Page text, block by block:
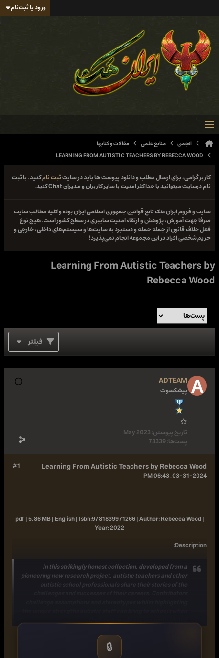
ورود یا ثبت‌نام
انجمن منابع علمی
مقالات و کتابها
LEARNING FROM AUTISTIC TEACHERS BY REBECCA WOOD
کاربر گرامی، برای ارسال مطلب و دانلود پیوست ها باید در سایتثبت نامکنید. با ثبت
نام درسایت میتوانید با حداکثر امنیت با سایر کاربران و مدیران Chat کنید.
سایت و فروم ایران هک تابع قوانین جمهوری اسلامی ایران بوده و کلیه مطالب سایت
صرفا جهت آموزش، پژوهش و ارتقاء امنیت سایبری در سطح کشور است. هیچ نوع
فعل خلاف قانون از جمله حمله و دستبرد به سایت‌ها و سیستم‌های داخلی، خارجی و
حریم شخصی افراد در این مجموعه انجام نمی‌پذیرد!
Learning From Autistic Teachers by
Rebecca Wood
فیلتر
ADTEAM
پیشکسوت
تاریخ پیوستن:May 2023
پست‌ها:73339
#1 Learning From Autistic Teachers by Rebecca Wood
03-31-2024, 06:43 PM
pdf | 5.86 MB | English |Isbn:9781839971266 |Author:Rebecca Wood |
Year:2022
Description
:
In this strikingly honest collection, developed from a
pioneering new research project, autistic teachers and other
autistic school professionals share their stories of the
acceptance, intersectionality and facilitating inclusion. It
also celebrates the positives that come with being an autistic
teacher, such as relating to neurodivergent pupils and
🔒